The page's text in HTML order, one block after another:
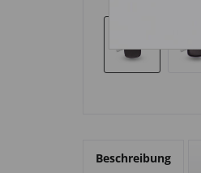
Beschreibung